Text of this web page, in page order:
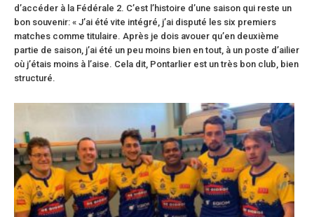
d’accéder à la Fédérale 2. C’est l’histoire d’une saison qui reste un
bon souvenir: « J’ai été vite intégré, j’ai disputé les six premiers
matches comme titulaire. Après je dois avouer qu’en deuxième
partie de saison, j’ai été un peu moins bien en tout, à un poste d’ailier
où j’étais moins à l’aise. Cela dit, Pontarlier est un très bon club, bien
structuré.